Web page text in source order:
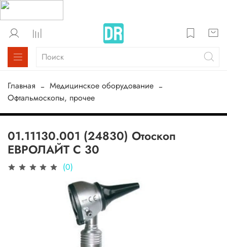
Главная
Медицинское оборудование
Офтальмоскопы, прочее
01.11130.001 (24830) Отоскоп
ЕВРОЛАЙТ C 30
(0)